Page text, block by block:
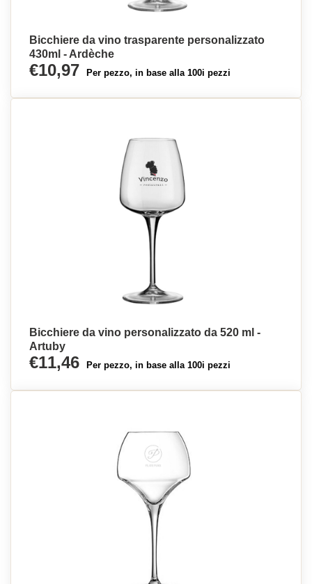
Bicchiere da vino trasparente personalizzato
430ml - Ardèche
€10,97 Per pezzo, in base alla 100i pezzi
Bicchiere da vino personalizzato da 520 ml -
Artuby
€11,46 Per pezzo, in base alla 100i pezzi